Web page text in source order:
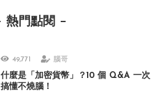
熱門點閱
49,771 腦哥
什麼是「加密貨幣」？10 個 Q&A 一次
搞懂不燒腦！